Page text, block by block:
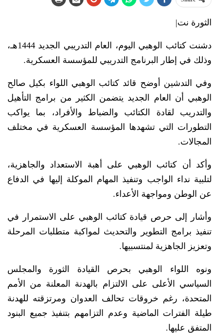
الثورة نت|
دشنت كتائب الوهبي اليوم، العام التدريبي الجديد 1444هـ،
وذلك في إطار البرنامج التدريبي للمؤسسة العسكرية.
وفي التدشين أوضح قائد كتائب الوهبي اللواء بكيل صالح
الوهبي أن العام الجديد يتضمن الكثير من برامج التأهيل
والتدريب لقادة الكتائب والضباط والأفراد، بما يواكب
التطورات التي تشهدها المؤسسة العسكرية في مختلف
المجالات.
وأكد أن كتائب الوهبي على أهبة الاستعداد والجاهزية،
لتلبية نداء الواجب وتنفيذ المهام الموكلة إليها في الدفاع
عن الوطن ومواجهة الأعداء.
وأشار إلى حرص قيادة كتائب الوهبي على الاستمرار في
تنفيذ برامج التطوير والتحديث لمواكبة متطلبات المرحلة
وتعزيز الجاهزية لمنتسبيها.
ونوه اللواء الوهبي بحرص القيادة الثورة والمجلس
السياسي الأعلى على الالتزام بالهدنة المعلنة من الأمم
المتحدة، رغم خروقات تحالف العدوان ومرتزقته للهدنة
طيلة الفترات الماضية وعدم التزامهم بتنفيذ جميع البنود
المتفق عليها.